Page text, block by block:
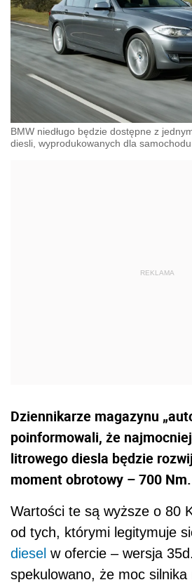
BMW niedługo będzie dostępne z
diesli, wyprodukowanych dla
Dziennikarze magazynu
poinformowali, że
litrowego diesla będzie
moment obrotowy – 700 Nm.
Wartości te są wyższe o 80
od tych, którymi legitymuje
diesel w ofercie – wersja
spekulowano, że moc silnika